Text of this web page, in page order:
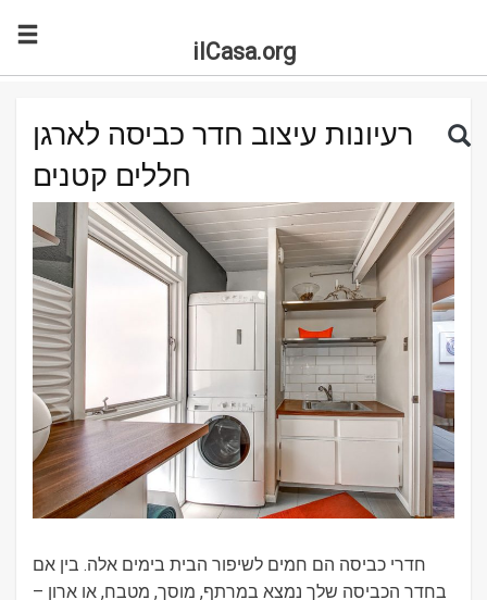
ilCasa.org
Search for:
רעיונות עיצוב חדר כביסה לארגן
חללים קטנים
חדרי כביסה הם חמים לשיפור הבית בימים אלה. בין אם
בחדר הכביסה שלך נמצא במרתף, מוסך, מטבח, או ארון –